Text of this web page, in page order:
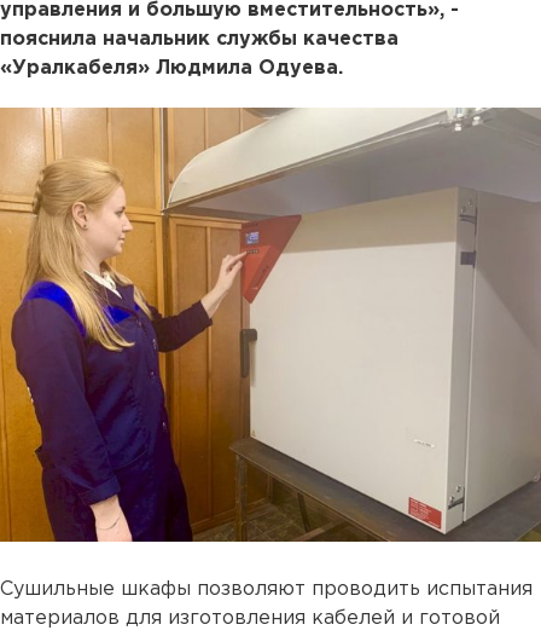
управления и большую вместительность», -
пояснила начальник службы качества
«Уралкабеля» Людмила Одуева.
Сушильные шкафы позволяют проводить испытания
материалов для изготовления кабелей и готовой